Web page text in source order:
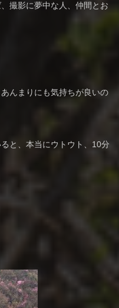
撮影に夢中な人、仲間とお
んまりにも気持ちが良いの
と、本当にウトウト、10分